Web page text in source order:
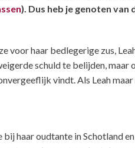
). Dus heb je genoten
haar bedlegerige zus,
schuld te belijden, maar
vindt. Als Leah
haar oudtante in Schotland